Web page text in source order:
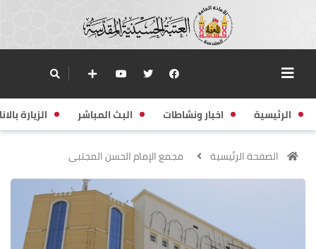
الرئيسية اخبار ونشاطات البث المباشر الزيارة
الصفحة الرئيسية مجمع الإمام الحسن المجتبى